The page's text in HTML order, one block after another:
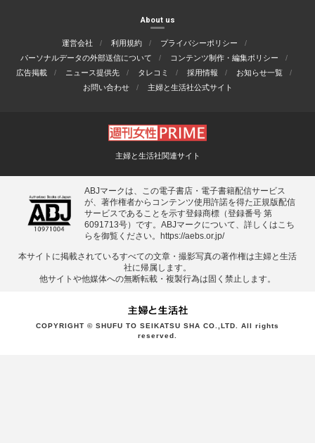
About us
運営会社 利用規約
プライバシーポリシー
パーソナルデータの外部送信について
コンテンツ制作・編集ポリシー
広告掲載
ニュース提供先 タレコミ 採用情報
お知らせ一覧
お問い合わせ
主婦と生活社公式サイト
主婦と生活社関連サイト
ABJマークは、この電子書店・電子書籍配信サービス
が、著作権者からコンテンツ使用許諾を得た正規版配信
サービスであることを示す登録商標（登録番号 第
6091713号）です。ABJマークについて、詳しくはこち
らを御覧ください。
https://aebs.or.jp/
本サイトに掲載されているすべての⽂章・撮影写真の著作権は主婦と⽣活
社に帰属します。
他サイトや他媒体への無断転載・複製⾏為は固く禁⽌します。
COPYRIGHT © SHUFU TO SEIKATSU SHA CO.,LTD. All rights
reserved.